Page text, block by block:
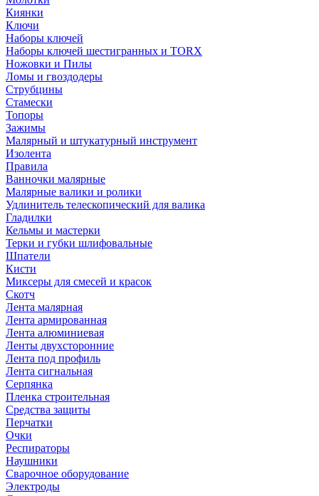
Киянки
Ключи
Наборы ключей
Наборы ключей шестигранных и TORX
Ножовки и Пилы
Ломы и гвоздодеры
Струбцины
Стамески
Топоры
Зажимы
Малярный и штукатурный инструмент
Изолента
Правила
Ванночки малярные
Малярные валики и ролики
Удлинитель телескопический для валика
Гладилки
Кельмы и мастерки
Терки и губки шлифовальные
Шпатели
Кисти
Миксеры для смесей и красок
Скотч
Лента малярная
Лента армированная
Лента алюминиевая
Ленты двухсторонние
Лента под профиль
Лента сигнальная
Серпянка
Пленка строительная
Средства защиты
Перчатки
Очки
Респираторы
Наушники
Сварочное оборудование
Электроды